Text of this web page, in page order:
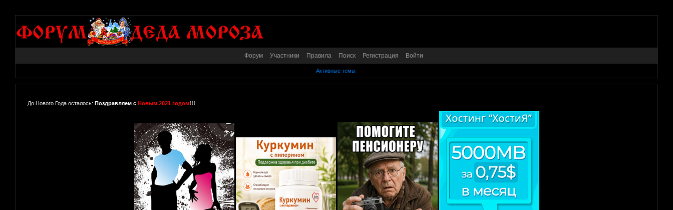
Форум Участники Правила Поиск Регистрация Войти
Активные темы
До Нового Года осталось: Поздравляем с Новым 2021 годом!!!